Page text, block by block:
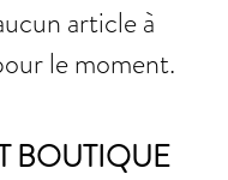
article à
le moment.
BOUTIQUE